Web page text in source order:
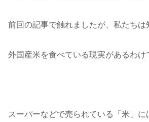
前回の記事で触れましたが、私たちは
外国産米を食べている現実があるわけ
スーパーなどで売られている「米」に